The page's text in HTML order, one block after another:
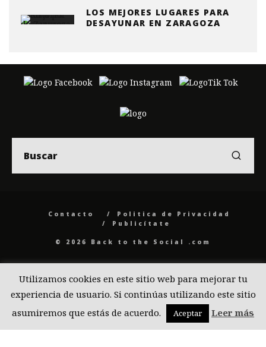
LOS MEJORES LUGARES PARA
DESAYUNAR EN ZARAGOZA
Contacto
Politica de Privacidad
Publicítate
© 2026 Back to the Social .com
Utilizamos cookies en este sitio web para mejorar tu
experiencia de usuario. Si continúas utilizando este sitio
asumiremos que estás de acuerdo.
Aceptar Leer más